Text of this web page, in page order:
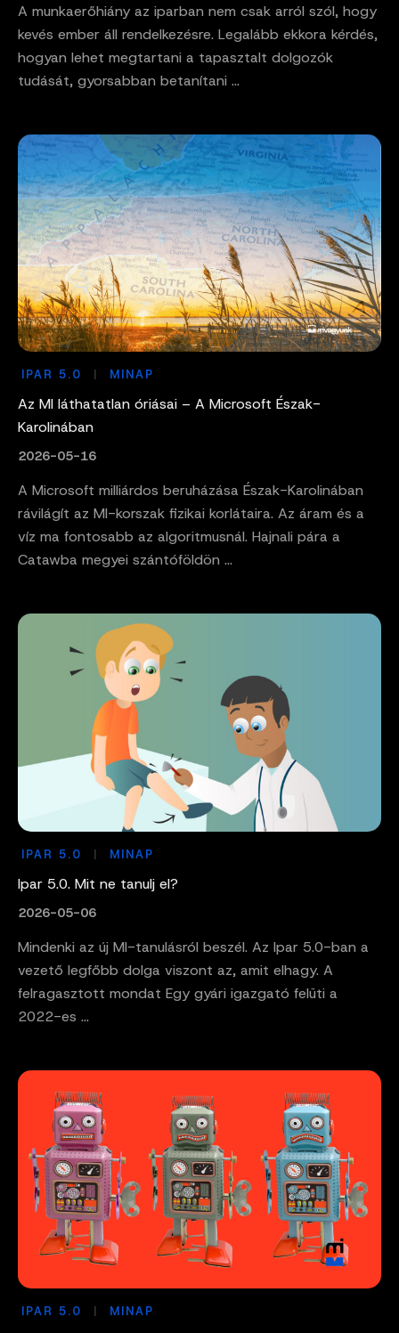
A munkaerőhiány az iparban nem csak arról szól, hogy
kevés ember áll rendelkezésre. Legalább ekkora kérdés,
hogyan lehet megtartani a tapasztalt dolgozók
tudását, gyorsabban betanítani ...
IPAR 5.0 MINAP
Az MI láthatatlan óriásai – A Microsoft Észak-
Karolinában
2026-05-16
A Microsoft milliárdos beruházása Észak-Karolinában
rávilágít az MI-korszak fizikai korlátaira. Az áram és a
víz ma fontosabb az algoritmusnál. Hajnali pára a
Catawba megyei szántóföldön ...
IPAR 5.0 MINAP
Ipar 5.0. Mit ne tanulj el?
2026-05-06
Mindenki az új MI-tanulásról beszél. Az Ipar 5.0-ban a
vezető legfőbb dolga viszont az, amit elhagy. A
felragasztott mondat Egy gyári igazgató felüti a
2022-es ...
IPAR 5.0 MINAP